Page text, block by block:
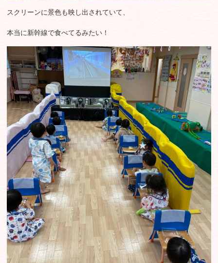
スクリーンに景色も映し出されていて、
本当に新幹線で食べてるみたい！